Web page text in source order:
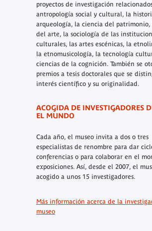
proyectos de investigación
antropología social y cultural, la
arqueología, la ciencia del
del arte, la sociología de las
culturales, las artes escénicas, la
la etnomusicología, la tecnología
ciencias de la cognición. También se
premios a tesis doctorales que se
interés científico y su originalidad.
ACOGIDA DE INVESTIGADORES
EL MUNDO
Cada año, el museo invita a dos o tres
especialistas de renombre para dar
conferencias o para colaborar en el
exposiciones. Así, desde el 2007, el
acogido a unos 15 investigadores.
Más información acerca de la
museo